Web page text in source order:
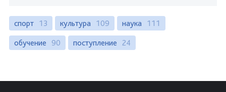
спорт 13 культура 109 наука 111
обучение 90 поступление 24